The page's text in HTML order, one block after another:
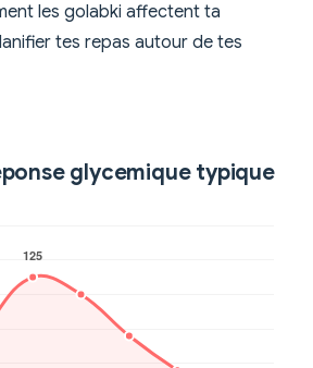
les golabki affectent ta
tes repas autour de tes
glycemique typique